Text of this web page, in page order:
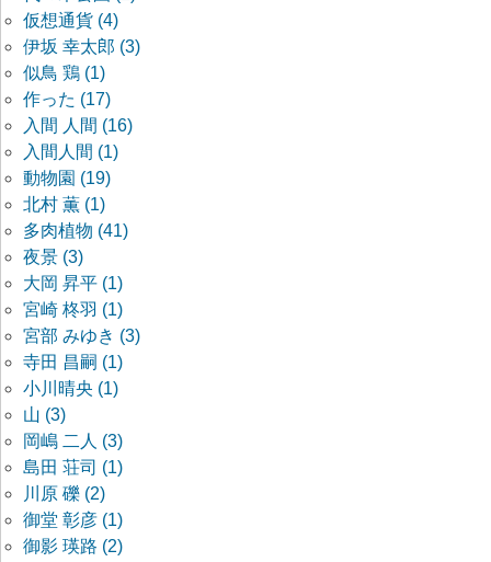
仮想通貨 (4)
伊坂 幸太郎 (3)
似鳥 鶏 (1)
作った (17)
入間 人間 (16)
入間人間 (1)
動物園 (19)
北村 薫 (1)
多肉植物 (41)
夜景 (3)
大岡 昇平 (1)
宮崎 柊羽 (1)
宮部 みゆき (3)
寺田 昌嗣 (1)
小川晴央 (1)
山 (3)
岡嶋 二人 (3)
島田 荘司 (1)
川原 礫 (2)
御堂 彰彦 (1)
御影 瑛路 (2)